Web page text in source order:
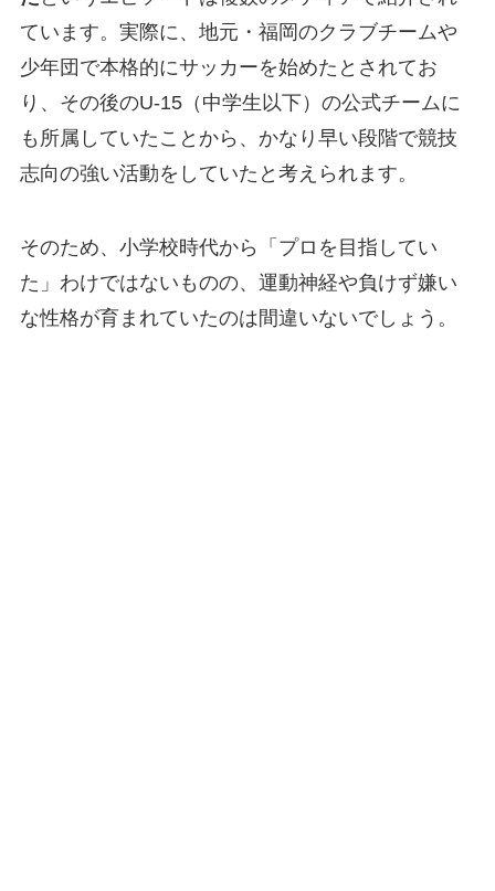
ています。実際に、地元・福岡のクラブチームや
少年団で本格的にサッカーを始めたとされてお
り、その後のU-15（中学生以下）の公式チームに
も所属していたことから、かなり早い段階で競技
志向の強い活動をしていたと考えられます。
そのため、小学校時代から「プロを目指してい
た」わけではないものの、運動神経や負けず嫌い
な性格が育まれていたのは間違いないでしょう。